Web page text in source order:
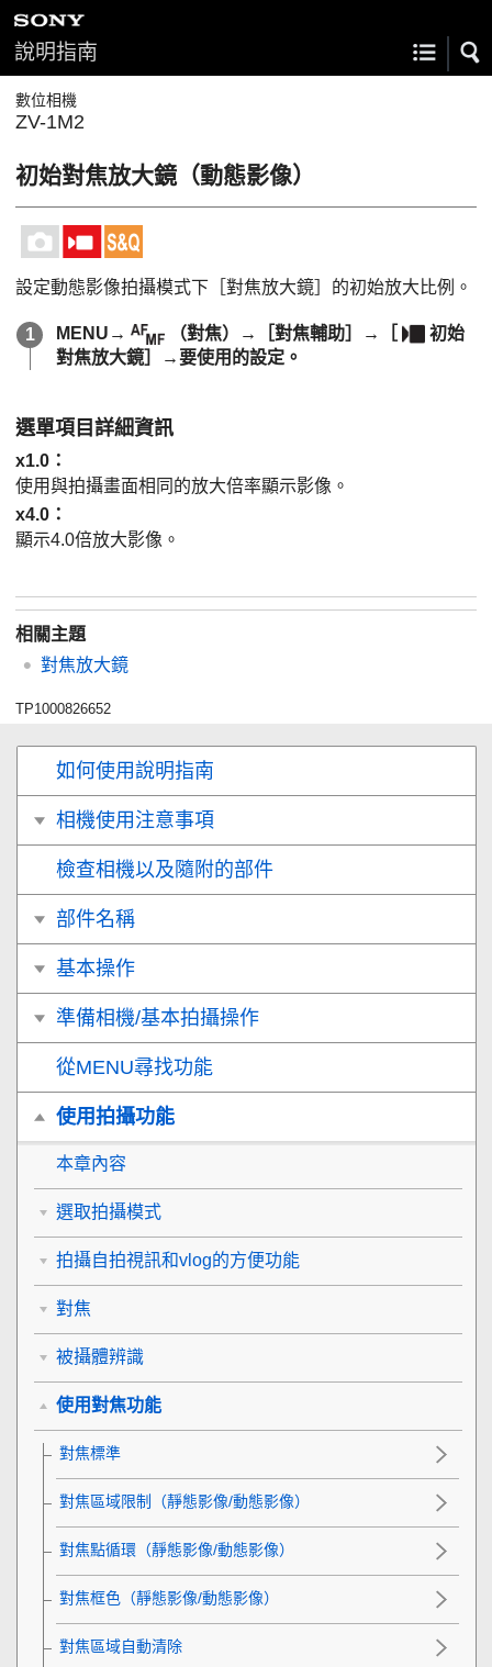
說明指南
數位相機
ZV-1M2
初始對焦放大鏡 （動態影像）
設定動態影像拍攝模式下 ［對焦放大鏡］ 的初始放大比例。
MENU → （對焦）→ ［對焦輔助］ →
初始
對焦放大鏡］
→要使用的設定。
選單項目詳細資訊
x1.0 ：
使用與拍攝畫面相同的放大倍率顯示影像。
x4.0 ：
顯示4.0倍放大影像。
相關主題
對焦放大鏡
TP1000826652
如何使用說明指南
相機使用注意事項
檢查相機以及隨附的部件
部件名稱
基本操作
準備相機/基本拍攝操作
從MENU尋找功能
使用拍攝功能
本章內容
選取拍攝模式
拍攝自拍視訊和vlog的方便功能
對焦
被攝體辨識
使用對焦功能
對焦標準
對焦區域限制 （靜態影像/動態影像）
對焦點循環 （靜態影像/動態影像）
對焦框色 （靜態影像/動態影像）
對焦區域自動清除